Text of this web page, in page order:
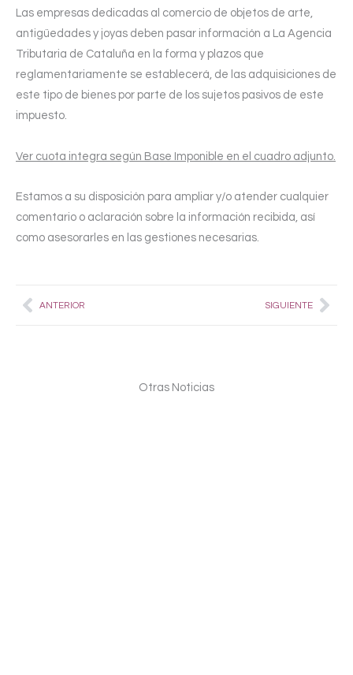
Las empresas dedicadas al comercio de objetos de arte,
antigüedades y joyas deben pasar información a La Agencia
Tributaria de Cataluña en la forma y plazos que
reglamentariamente se establecerá, de las adquisiciones de
este tipo de bienes por parte de los sujetos pasivos de este
impuesto.
Ver cuota integra según Base Imponible en el cuadro adjunto.
Estamos a su disposición para ampliar y/o atender cualquier
comentario o aclaración sobre la información recibida, así
como asesorarles en las gestiones necesarias.
PrevANTERIOR SIGUIENTE
Otras Noticias